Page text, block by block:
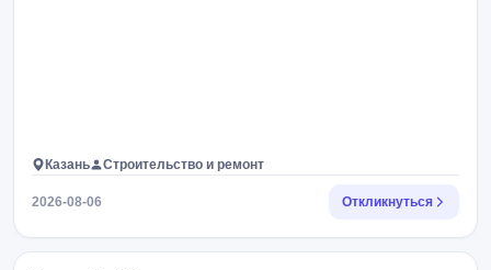
Казань Строительство и ремонт
2026-08-06 Откликнуться